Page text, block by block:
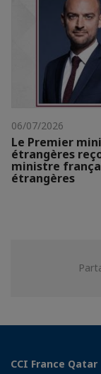
06/07/2026
Le Premier
étrangères
ministre
étrangères
CCI France Qatar